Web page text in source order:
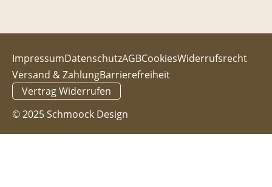
ImpressumDatenschutzAGBCookiesWiderrufsrecht
Versand & ZahlungBarrierefreiheit
Vertrag Widerrufen
© 2025 Schmoock Design